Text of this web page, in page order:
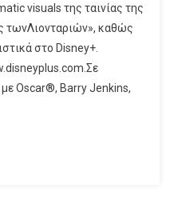
Βασιλιάς
Των
Λιονταριών»
Είναι
Τώρα
visuals της ταινίας της
τωνΛιονταριών», καθώς
στο Disney+.
Oscar®, Barry Jenkins,